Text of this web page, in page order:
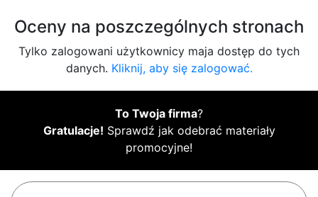
Oceny na poszczególnych stronach
Tylko zalogowani użytkownicy maja dostęp do tych
danych. Kliknij, aby się zalogować.
To Twoja firma?
Gratulacje! Sprawdź jak odebrać materiały
promocyjne!